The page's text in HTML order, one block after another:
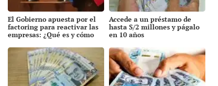
El Gobierno apuesta por el
factoring para reactivar las
empresas: ¿Qué es y cómo
Accede a un préstamo de
hasta S/2 millones y págalo
en 10 años